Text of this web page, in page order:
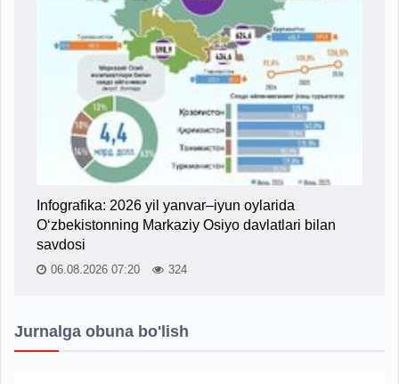
Infografika: 2026 yil yanvar–iyun oylarida
O‘zbekistonning Markaziy Osiyo davlatlari bilan
savdosi
06.08.2026 07:20 324
Jurnalga obuna bo'lish